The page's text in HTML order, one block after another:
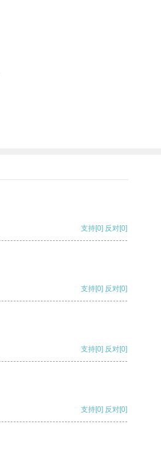
支持[0] 反对[0]
支持[0] 反对[0]
支持[0] 反对[0]
支持[0] 反对[0]